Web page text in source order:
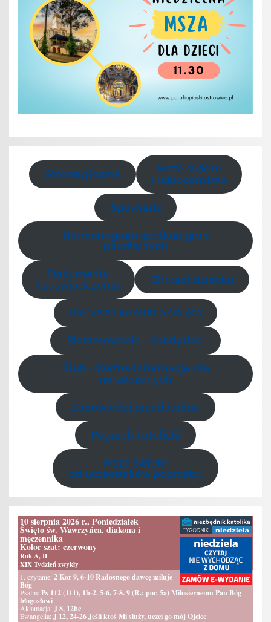
Strona główna
Msze święte
i nabożeństwa
Spowiedź
Harmonogram spotkań grup
parafialnych
Dokumenty
i zaświadczenia
Chrzest dziecka
Pierwsza Komunia święta
Bierzmowanie - kandydaci
Ślub - Ważne informacje dla
narzeczonych
Zapowiedzi przedślubne
Pogrzeb katolicki
Msze święte
od uczestników pogrzebu
10 sierpnia 2026 r., Poniedziałek
Święto św. Wawrzyńca, diakona i
męczennika
Kolor szat: czerwony
Rok A, II
XIX Tydzień zwykły
1. czytanie: 2 Kor 9, 6-10 Radosnego dawcę miłuje
Bóg
Psalm:Ps 112 (111), 1b-2. 5-6. 7-8. 9 (R.: por. 5a) Miłosiernemu Pan Bóg
błogosławi
Aklamacja:J 8, 12bc
Ewangelia:J 12, 24-26 Jeśli ktoś Mi służy, uczci go mój Ojciec